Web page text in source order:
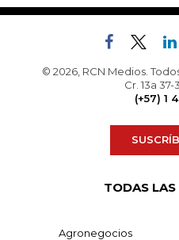
© 2026, RCN Medios.
Cr. 13a
(+57) 1
TODAS LAS
Agronegocios